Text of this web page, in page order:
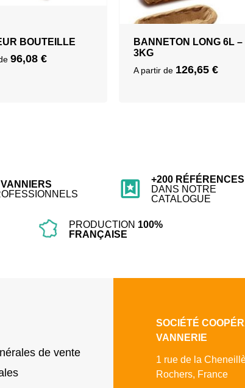
BOUTEILLE
96,08€
BANNETON LONG 6L –
3KG
A partir de 126,65 €
+200 RÉFÉRENCES
DANS NOTRE
CATALOGUE
PRODUCTION 100%
FRANÇAISE
de vente
SOCIÉTÉ
VANNERIE
1 rue de la
Rochers, France